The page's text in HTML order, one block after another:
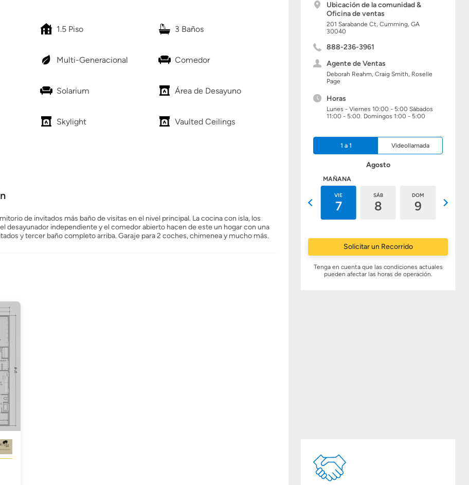
Ubicación de la comunidad &
Oficina de ventas
201 Sarabande Ct, Cumming, GA
30040
888-236-3961
Agente de Ventas
Deborah Reahm, Craig Smith, Roselle
Page
Horas
Lunes - Viernes 10:00 - 5:00 Sábados
11:00 - 5:00. Domingos 1:00 - 5:00
1 a 1 Videollamada
Agosto
MAÑANA
VIE
7
SÁB
8
DOM
9
Solicitar un Recorrido
Tenga en cuenta que las condiciones actuales
pueden afectar las horas de operación.
1.5 Piso 3 Baños
Multi-Generacional Comedor
Solarium Área de Desayuno
Skylight Vaulted Ceilings
de invitados más baño de visitas en el nivel principal. La cocina con isla, los
desayunador independiente y el comedor abierto hacen de este un hogar con una
y tercer baño completo arriba. Garaje para 2 coches, chimenea y mucho más.